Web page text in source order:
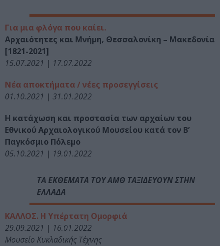
Για μια φλόγα που καίει.
Αρχαιότητες και Μνήμη, Θεσσαλονίκη – Μακεδονία
[1821-2021]
15.07.2021 | 17.07.2022
Νέα αποκτήματα / νέες προσεγγίσεις
01.10.2021 | 31.01.2022
Η κατάχωση και προστασία των αρχαίων του
Εθνικού Αρχαιολογικού Μουσείου κατά τον Β’
Παγκόσμιο Πόλεμο
05.10.2021 | 19.01.2022
ΤΑ ΕΚΘΕΜΑΤΑ ΤΟΥ ΑΜΘ ΤΑΞΙΔΕΥΟΥΝ ΣΤΗΝ
ΕΛΛΑΔΑ
ΚΑΛΛΟΣ. Η Υπέρτατη Ομορφιά
29.09.2021 | 16.01.2022
Μουσείο Κυκλαδικής Τέχνης